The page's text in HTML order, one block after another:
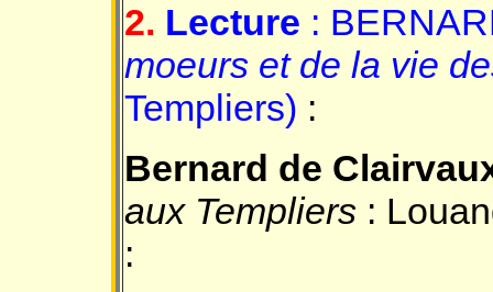
2. Lecture :
moeurs et de la vie
Templiers) :
Bernard de
aux Templiers :
: